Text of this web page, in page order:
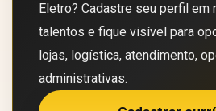
Eletro? Cadastre seu perfil em
talentos e fique visível para
lojas, logística, atendimento,
administrativas.